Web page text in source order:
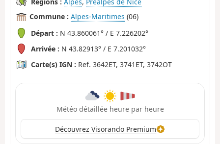
Commune : Alpes-Maritimes (06)
Départ : N 43.860061° / E 7.226202°
Arrivée : N 43.82913° / E 7.201032°
Carte(s) IGN : Ref. 3642ET, 3741ET, 3742OT
Météo détaillée heure par heure
Découvrez Visorando Premium